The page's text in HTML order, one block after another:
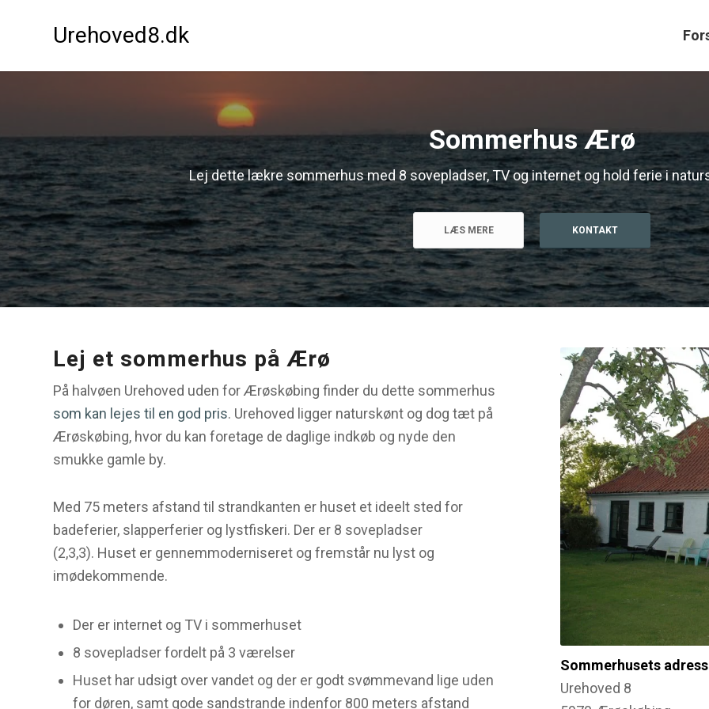
Urehoved8.dk
Sommerhus Ærø
Lej dette lækre sommerhus med 8 sovepladser, TV og internet og hold ferie i
LÆS MERE KONTAKT
Lej et sommerhus på Ærø
På halvøen Urehoved uden for Ærøskøbing finder du dette sommerhus
som kan lejes til en god pris. Urehoved ligger naturskønt og dog tæt på
Ærøskøbing, hvor du kan foretage de daglige indkøb og nyde den
smukke gamle by.
Med 75 meters afstand til strandkanten er huset et ideelt sted for
badeferier, slapperferier og lystfiskeri. Der er 8 sovepladser
(2,3,3). Huset er gennemmoderniseret og fremstår nu lyst og
imødekommende.
Der er internet og TV i sommerhuset
8 sovepladser fordelt på 3 værelser
Huset har udsigt over vandet og der er godt svømmevand lige uden
for døren, samt gode sandstrande indenfor 800 meters afstand
Sommerhusets
Urehoved 8